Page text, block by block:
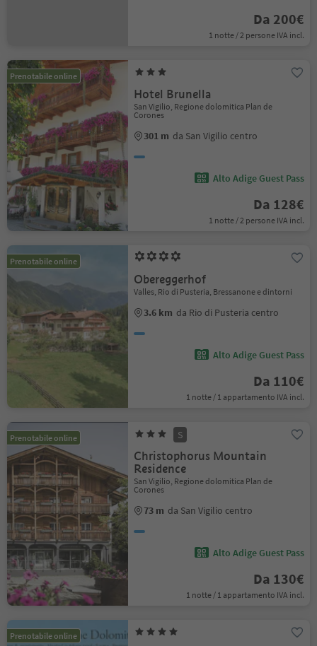
Da 200€
1 notte / 2 persone IVA incl.
Prenotabile online
Hotel Brunella
San Vigilio, Regione dolomitica Plan de
Corones
301 m da San Vigilio centro
Alto Adige Guest Pass
Da 128€
1 notte / 2 persone IVA incl.
Prenotabile online
Obereggerhof
Valles, Rio di Pusteria, Bressanone e dintorni
3.6 km da Rio di Pusteria centro
Alto Adige Guest Pass
Da 110€
1 notte / 1 appartamento IVA incl.
Prenotabile online S
Christophorus Mountain
Residence
San Vigilio, Regione dolomitica Plan de
Corones
73 m da San Vigilio centro
Alto Adige Guest Pass
Da 130€
1 notte / 1 appartamento IVA incl.
Prenotabile online